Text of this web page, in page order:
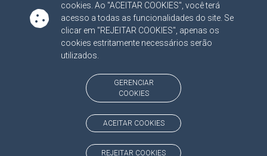
cookies. Ao "ACEITAR COOKIES", você terá
acesso a todas as funcionalidades do site. Se
clicar em "REJEITAR COOKIES", apenas os
cookies estritamente necessários serão
utilizados.
GERENCIAR
COOKIES
ACEITAR COOKIES
REJEITAR COOKIES
SIGA NOSSAS REDES SOCIAIS
Linked InYoutube
Facebook
X
BAIXE NOSSO APLICATIVO
https://www.tce.ms.gov.br